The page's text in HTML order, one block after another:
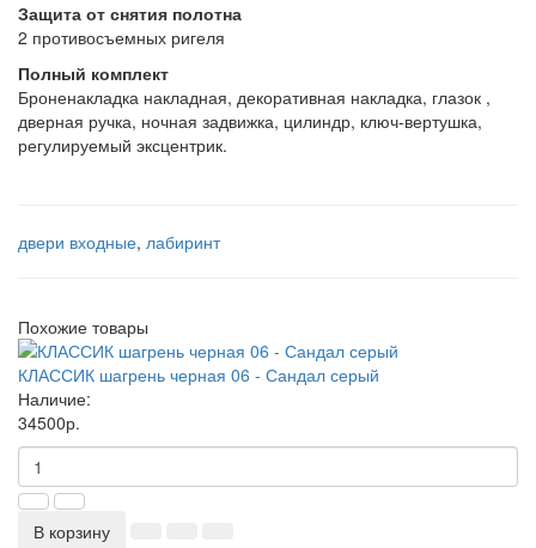
Защита от снятия полотна
2 противосъемных ригеля
Полный комплект
Броненакладка накладная, декоративная накладка, глазок ,
дверная ручка, ночная задвижка, цилиндр, ключ-вертушка,
регулируемый эксцентрик.
двери входные, лабиринт
Похожие товары
КЛАССИК шагрень черная 06 - Сандал серый
Наличие:
34500р.
В корзину